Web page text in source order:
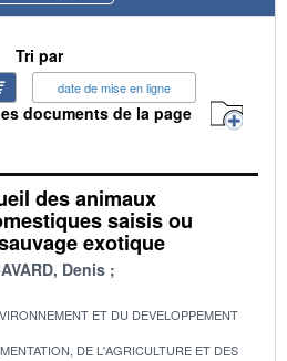
Tri par
date de mise en ligne
documents de la page
des animaux
saisis ou
exotique
Denis
ET DU DEVELOPPEMENT
DE L'AGRICULTURE ET DES